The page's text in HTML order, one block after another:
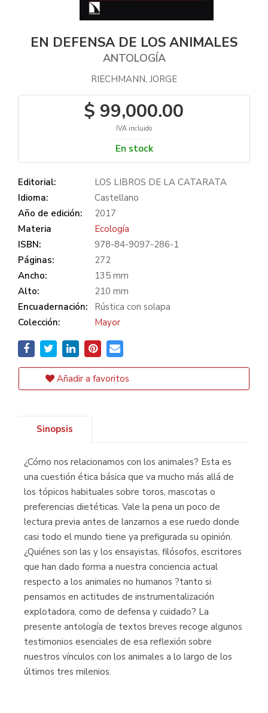
EN DEFENSA DE LOS ANIMALES
ANTOLOGÍA
RIECHMANN, JORGE
$ 99,000.00
IVA incluido
En stock
Editorial:
LOS LIBROS DE LA CATARATA
Idioma:
Castellano
Año de edición:
2017
Materia
Ecología
ISBN:
978-84-9097-286-1
Páginas:
272
Ancho:
135 mm
Alto:
210 mm
Encuadernación:
Rústica con solapa
Colección:
Mayor
Añadir a favoritos
Sinopsis
¿Cómo nos relacionamos con los animales? Esta es
una cuestión ética básica que va mucho más allá de
los tópicos habituales sobre toros, mascotas o
preferencias dietéticas. Vale la pena un poco de
lectura previa antes de lanzarnos a ese ruedo donde
casi todo el mundo tiene ya prefigurada su opinión.
¿Quiénes son las y los ensayistas, filósofos, escritores
que han dado forma a nuestra conciencia actual
respecto a los animales no humanos ?tanto si
pensamos en actitudes de instrumentalización
explotadora, como de defensa y cuidado? La
presente antología de textos breves recoge algunos
testimonios esenciales de esa reflexión sobre
nuestros vínculos con los animales a lo largo de los
últimos tres milenios.